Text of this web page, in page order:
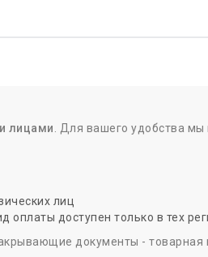
лицами . Для вашего удобства
лиц
доступен только в тех
документы - товарная